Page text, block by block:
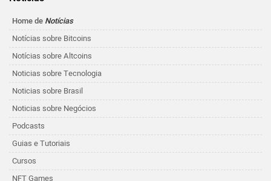
Home de Notícias
Notícias sobre Bitcoins
Notícias sobre Altcoins
Noticias sobre Tecnologia
Noticias sobre Brasil
Noticias sobre Negócios
Podcasts
Guias e Tutoriais
Cursos
NFT Games